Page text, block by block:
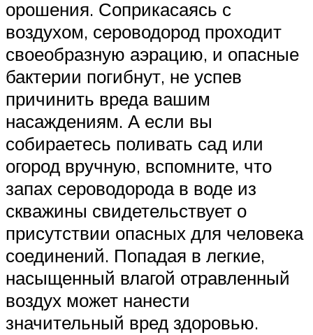
орошения. Соприкасаясь с
воздухом, сероводород проходит
своеобразную аэрацию, и опасные
бактерии погибнут, не успев
причинить вреда вашим
насаждениям. А если вы
собираетесь поливать сад или
огород вручную, вспомните, что
запах сероводорода в воде из
скважины свидетельствует о
присутствии опасных для человека
соединений. Попадая в легкие,
насыщенный влагой отравленный
воздух может нанести
значительный вред здоровью.